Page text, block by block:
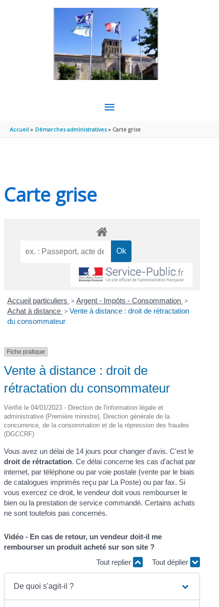
MENU
PRINCIPAL
Accueil Démarches administratives Carte grise
Carte grise
Accueil particuliers > Argent - Impôts - Consommation >
Achat à distance > Vente à distance : droit de rétractation
du consommateur
Fiche pratique
Vente à distance : droit de
rétractation du consommateur
Vérifié le 04/01/2023 - Direction de l'information légale et
administrative (Première ministre), Direction générale de la
concurrence, de la consommation et de la répression des fraudes
(DGCCRF)
Vous avez un délai de 14 jours pour changer d'avis. C'est le
droit de rétractation. Ce délai concerne les cas d'achat par
internet, par téléphone ou par voie postale (vente par le biais
de catalogues imprimés reçu par La Poste) ou par fax. Si
vous exercez ce droit, le vendeur doit vous rembourser le
bien ou la prestation de service commandé. Certains achats
ne sont toutefois pas concernés.
Vidéo - En cas de retour, un vendeur doit-il me
rembourser un produit acheté sur son site ?
Tout replier
Tout déplier
De quoi s'agit-il ?